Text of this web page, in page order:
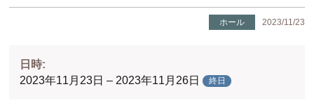
ホール 2023/11/23
日時:
2023年11月23日 – 2023年11月26日
終日